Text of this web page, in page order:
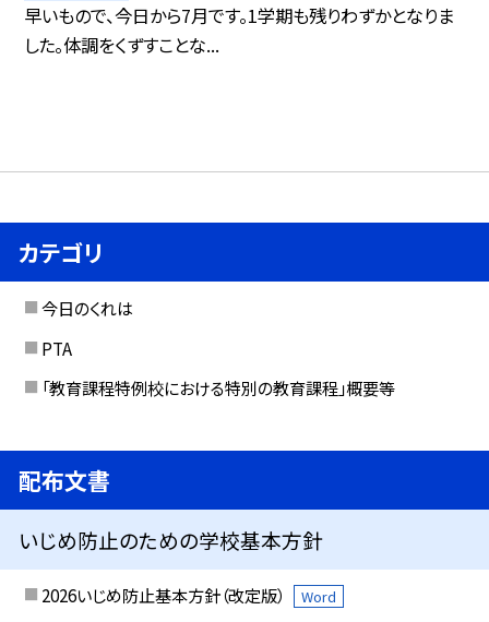
早いもので、今日から7月です。1学期も残りわずかとなりま
した。体調をくずすことな...
カテゴリ
今日のくれは
PTA
「教育課程特例校における特別の教育課程」概要等
配布文書
いじめ防止のための学校基本方針
2026いじめ防止基本方針（改定版） Word